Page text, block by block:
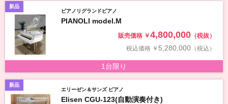
新品
1台限り
ピアノリグランドピアノ
PIANOLI model.M
販売価格 ￥4,800,000 （税抜）
税込価格 ￥ 5,280,000 （税込）
新品
エリーゼン＆サンズ ピアノ
Elisen CGU-123(自動演奏付き)